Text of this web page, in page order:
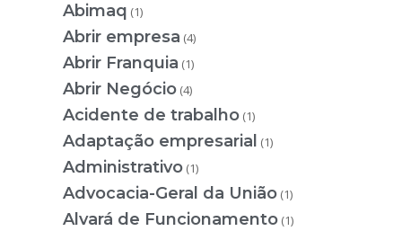
Abimaq (1)
Abrir empresa (4)
Abrir Franquia (1)
Abrir Negócio (4)
Acidente de trabalho (1)
Adaptação empresarial (1)
Administrativo (1)
Advocacia-Geral da União (1)
Alvará de Funcionamento (1)